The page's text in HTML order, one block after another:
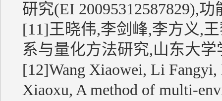
研究(EI 20095312587829),
[11]王晓伟,李剑峰,李方义,
系与量化方法研究,山东大学
[12]Wang Xiaowei, Li
Xiaoxu, A method of multi-